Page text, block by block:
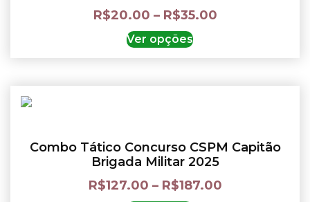
R$20.00 – R$35.00
Ver opções
Combo Tático Concurso CSPM Capitão
Brigada Militar 2025
R$127.00 – R$187.00